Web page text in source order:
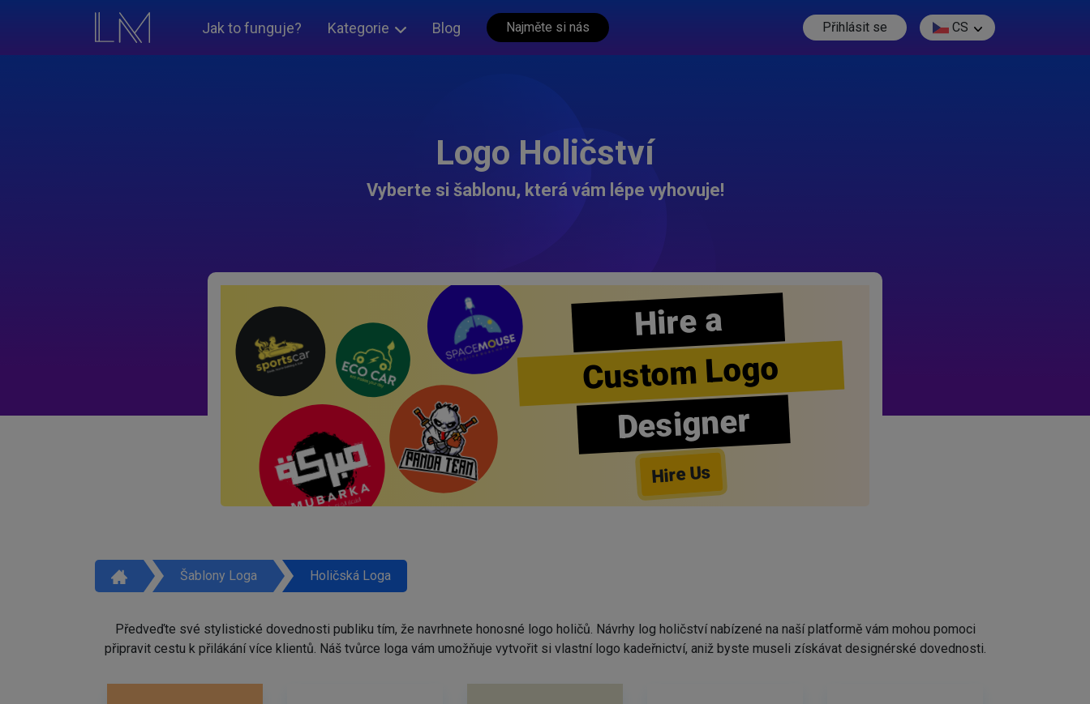
Jak to funguje? Kategorie Blog Najměte si nás Přihlásit se CS
Logo Holičství
Vyberte si šablonu, která vám lépe vyhovuje!
Hire a
Custom Logo
Designer
Hire Us
Šablony Loga Holičská Loga
Předveďte své stylistické dovednosti publiku tím, že navrhnete honosné logo holičů. Návrhy log holičství nabízené na naší platformě vám mohou pomoci
připravit cestu k přilákání více klientů. Náš tvůrce loga vám umožňuje vytvořit si vlastní logo kadeřnictví, aniž byste museli získávat designérské dovednosti.